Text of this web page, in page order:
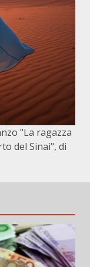
"La ragazza
del Sinai", di